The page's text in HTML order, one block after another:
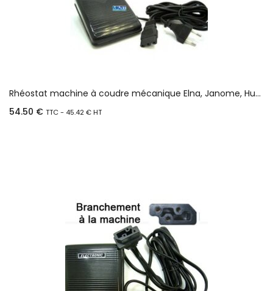
Rhéostat machine à coudre mécanique Elna, Janome, Husqvarna, Babylock…
54.50 € TTC - 45.42€HT